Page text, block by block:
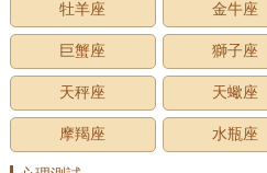
牡羊座 金牛座
巨蟹座 獅子座
天秤座 天蠍座
摩羯座 水瓶座